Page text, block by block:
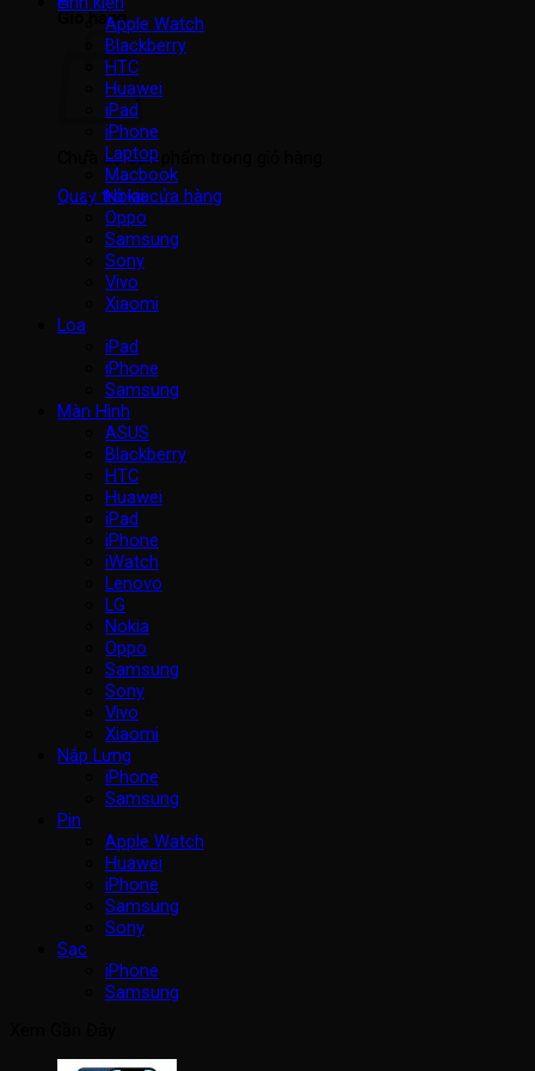
Giỏ hàng
Chưa có sản phẩm trong giỏ hàng.
Quay trở lại cửa hàng
Apple Watch
Blackberry
HTC
Huawei
iPad
iPhone
Laptop
Macbook
Nokia
Oppo
Samsung
Sony
Vivo
Xiaomi
Loa
iPad
iPhone
Samsung
Màn Hình
ASUS
Blackberry
HTC
Huawei
iPad
iPhone
iWatch
Lenovo
LG
Nokia
Oppo
Samsung
Sony
Vivo
Xiaomi
Nắp Lưng
iPhone
Samsung
Pin
Apple Watch
Huawei
iPhone
Samsung
Sony
Sạc
iPhone
Samsung